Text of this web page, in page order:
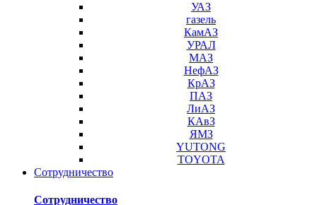
УАЗ
газель
КамАЗ
УРАЛ
МАЗ
НефАЗ
КрАЗ
ПАЗ
ЛиАЗ
КАвЗ
ЯМЗ
YUTONG
TOYOTA
Сотрудничество
Сотрудничество